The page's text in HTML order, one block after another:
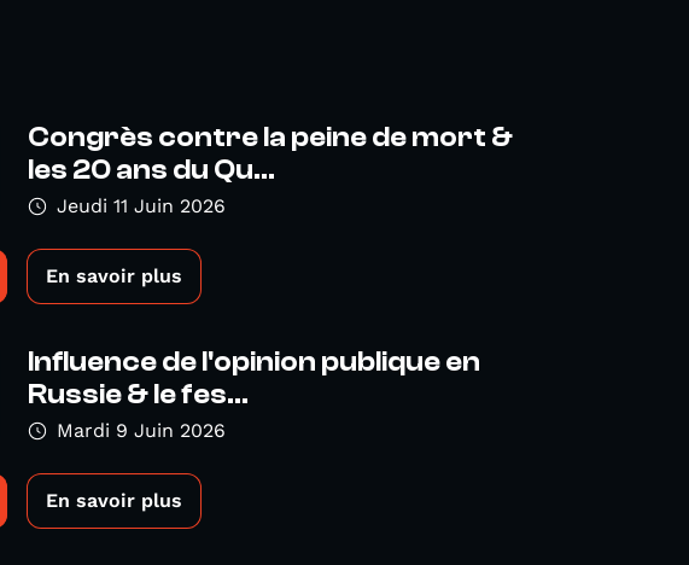
Congrès contre la peine de mort &
les 20 ans du Qu...
Jeudi 11 Juin 2026
En savoir plus
Influence de l'opinion publique en
Russie & le fes...
Mardi 9 Juin 2026
En savoir plus